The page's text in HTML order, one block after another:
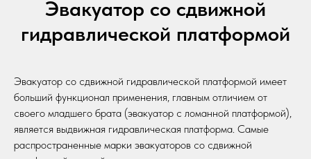
Эвакуатор со сдвижной
гидравлической платформой
Эвакуатор со сдвижной гидравлической платформой имеет
больший функционал применения, главным отличием от
своего младшего брата (эвакуатор с ломанной платформой),
является выдвижная гидравлическая платформа. Самые
распространенные марки эвакуаторов со сдвижной